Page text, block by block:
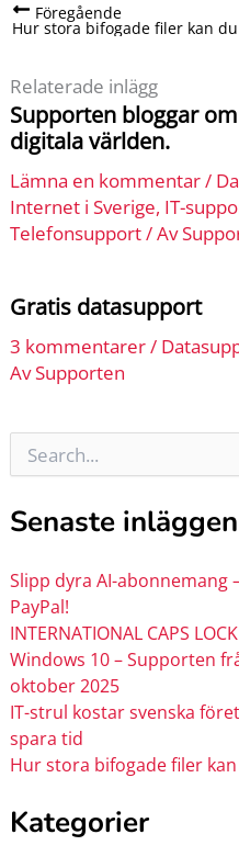
Föregående
Hur stora bifogade filer kan
Relaterade inlägg
Supporten bloggar
digitala världen.
Lämna en kommentar/
Internet i Sverige, IT-
Telefonsupport/ Av
Gratis datasupport
3 kommentarer/
AvSupporten
efter:
Senaste inläggen
Slipp dyra AI-abonnemang
PayPal!
INTERNATIONAL CAPS
Windows 10 – Supporten
oktober 2025
IT-strul kostar svenska
spara tid
Hur stora bifogade filer
Kategorier